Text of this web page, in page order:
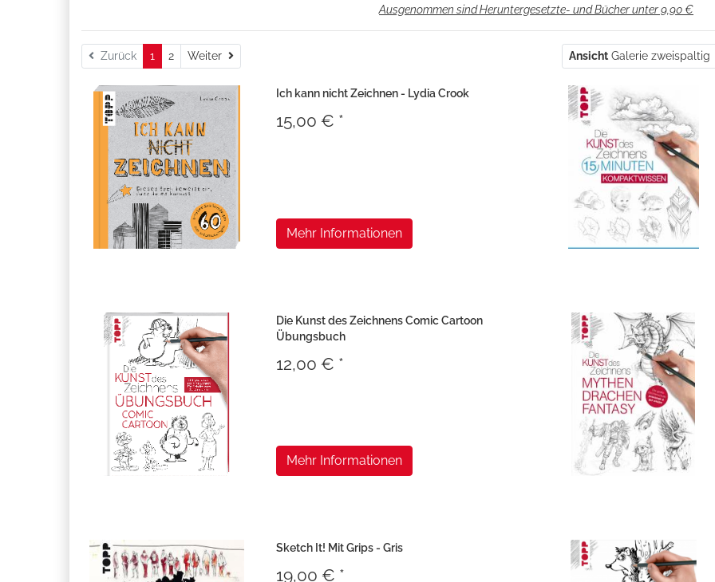
Ausgenommen sind Heruntergesetzte- und Bücher unter 9,90 €
Zurück 1 2 Weiter Weiter Ansicht Galerie zweispaltig
Ich kann nicht Zeichnen - Lydia Crook
15,00 € *
Mehr Informationen
Die Kunst des Zeichnens Comic Cartoon
Übungsbuch
12,00 € *
Mehr Informationen
Sketch It! Mit Grips - Gris
19,00 € *